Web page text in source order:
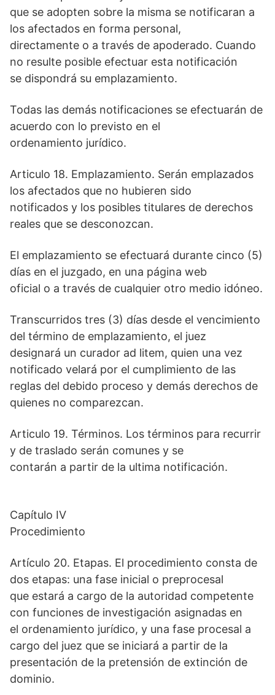
que se adopten sobre la misma se notificaran a
los afectados en forma personal,
directamente o a través de apoderado. Cuando
no resulte posible efectuar esta notificación
se dispondrá su emplazamiento.
Todas las demás notificaciones se efectuarán de
acuerdo con lo previsto en el
ordenamiento jurídico.
Articulo 18. Emplazamiento. Serán emplazados
los afectados que no hubieren sido
notificados y los posibles titulares de derechos
reales que se desconozcan.
El emplazamiento se efectuará durante cinco (5)
días en el juzgado, en una página web
oficial o a través de cualquier otro medio idóneo.
Transcurridos tres (3) días desde el vencimiento
del término de emplazamiento, el juez
designará un curador ad litem, quien una vez
notificado velará por el cumplimiento de las
reglas del debido proceso y demás derechos de
quienes no comparezcan.
Articulo 19. Términos. Los términos para recurrir
y de traslado serán comunes y se
contarán a partir de la ultima notificación.
Capítulo IV
Procedimiento
Artículo 20. Etapas. El procedimiento consta de
dos etapas: una fase inicial o preprocesal
que estará a cargo de la autoridad competente
con funciones de investigación asignadas en
el ordenamiento jurídico, y una fase procesal a
cargo del juez que se iniciará a partir de la
presentación de la pretensión de extinción de
dominio.